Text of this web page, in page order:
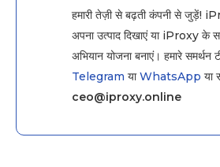
हमारी तेज़ी से बढ़ती कंपनी से जुड़ें!
अपना उत्पाद दिखाएं या iProxy के
अभियान योजना बनाएं। हमारे समर्थन
Telegram या WhatsApp या
ceo@iproxy.online